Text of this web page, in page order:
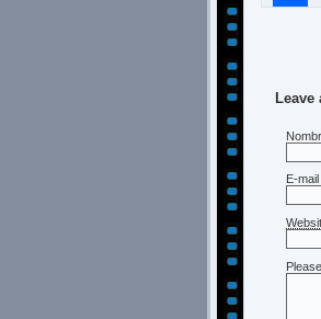
Leave
E-mail